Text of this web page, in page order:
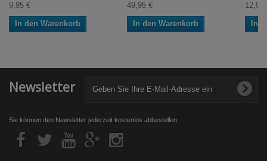
9,95 €
In den Warenkorb
49,95 €
In den Warenkorb
12,95
In
Newsletter
Sie können den Newsletter jederzeit kostenlos abbestellen.